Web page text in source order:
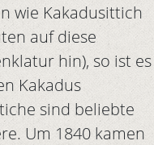
wie Kakadusittich
auf diese
hin), so ist es
Kakadus
sind beliebte
Um 1840 kamen